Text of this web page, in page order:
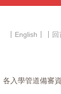
English 回
各入學管道備審